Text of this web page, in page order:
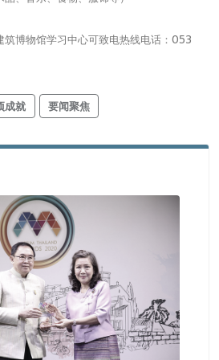
筑博物馆学习中心可致电热线电话：053
成就 要闻聚焦